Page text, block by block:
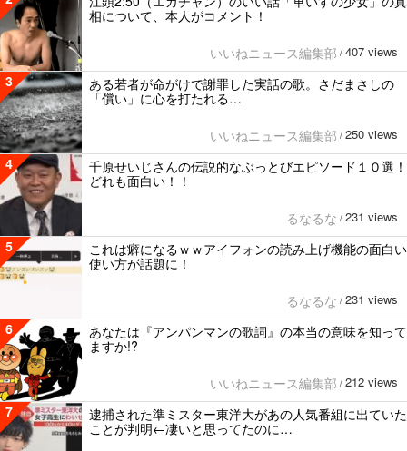
相について、本人がコメント！
いいねニュース編集部 / 407 views
3
ある若者が命がけで謝罪した実話の歌。さだまさしの
「償い」に心を打たれる…
いいねニュース編集部 / 250 views
4
千原せいじさんの伝説的なぶっとびエピソード１０選！
どれも面白い！！
るなるな / 231 views
5
これは癖になるｗｗアイフォンの読み上げ機能の面白い
使い方が話題に！
るなるな / 231 views
6
あなたは『アンパンマンの歌詞』の本当の意味を知って
ますか!?
いいねニュース編集部 / 212 views
7
逮捕された準ミスター東洋大があの人気番組に出ていた
ことが判明←凄いと思ってたのに…